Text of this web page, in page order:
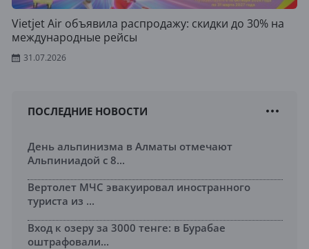
Vietjet Air объявила распродажу: скидки до 30% на
международные рейсы
31.07.2026
ПОСЛЕДНИЕ НОВОСТИ
День альпинизма в Алматы отмечают
Альпиниадой с 8...
Вертолет МЧС эвакуировал иностранного
туриста из ...
Вход к озеру за 3000 тенге: в Бурабае
оштрафовали...